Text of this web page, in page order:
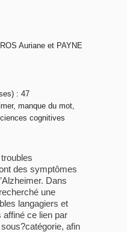
Auriane et PAYNE
: 47
manque du mot,
cognitives
des symptômes
Dans
une
langagiers et
ce lien par
afin